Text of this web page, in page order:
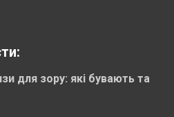
для зору: які бувають та